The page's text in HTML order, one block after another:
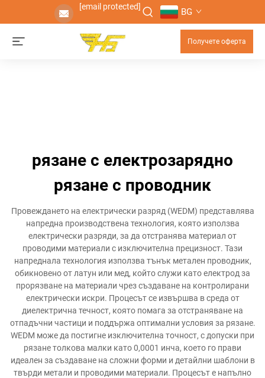
[email protected] BG
Получете оферта
рязане с електрозарядно
рязане с проводник
Провеждането на електрически разряд (WEDM) представлява
напредна производствена технология, която използва
електрически разряди, за да отстранява материал от
проводими материали с изключителна прецизност. Тази
напреднала технология използва тънък метален проводник,
обикновено от латун или мед, който служи като електрод за
прорязване на материали чрез създаване на контролирани
електрически искри. Процесът се извършва в среда от
диелектрична течност, която помага за отстраняване на
отпадъчни частици и поддържа оптимални условия за рязане.
WEDM може да постигне изключителна точност, с допуски при
рязане толкова малки като 0,0001 инча, което го прави
идеален за създаване на сложни форми и детайлни шаблони в
твърди метали и проводими материали. Процесът е напълно